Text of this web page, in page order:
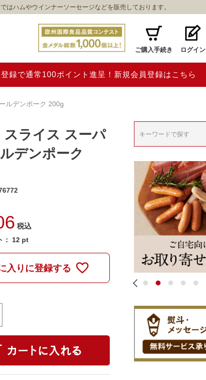
ハムやウインナーソーセージなどを販売しております。
ご購入手続き ログイン
録で通常100ポイント進呈！新規会員登録はこちら
ルデンポーク 200g
スライス スーパ
デンポーク
税込
： 12 pt
入りに登録する